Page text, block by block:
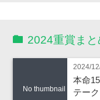
2024重賞まと
No thumbnail
2024/
本命
テー